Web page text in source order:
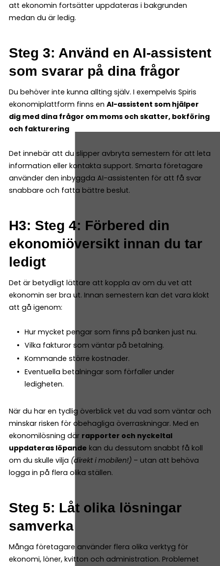
att ekonomin fortsätter uppdateras i bakgrunden
medan du är ledig.
Steg 3: Använd en AI-assistent
som svarar på dina frågor
Du behöver inte kunna allting själv. I exempelvis Spiris
ekonomiplattform finns en AI-assistent som hjälper
dig med dina frågor om moms och skatter, bokföring
och fakturering
Det innebär att du slipper avbryta semestern för att leta
information eller kontakta support. Smarta företagare
använder den inbyggda AI-assistenten för att få svar
snabbare och fatta bättre beslut.
H3: Steg 4: Förbered din
ekonomiöversikt innan du tar
ledigt
Det är betydligt lättare att koppla av om du vet att
ekonomin ser bra ut. Innan semestern kan det vara klokt
att gå igenom:
Hur mycket pengar som finns på banken just nu.
Vilka fakturor som väntar på betalning.
Kommande större kostnader.
Eventuella betalningar som förfaller under
ledigheten.
När du har en tydlig överblick vet du vad som väntar och
minskar risken för obehagliga överraskningar. Med en
ekonomilösning där rapporter och nyckeltal
uppdateras löpande kan du dessutom snabbt få koll
om du skulle vilja (direkt i mobilen!) – utan att behöva
logga in på flera olika ställen.
Steg 5: Låt olika lösningar
samverka
Många företagare använder flera olika verktyg för
ekonomi, löner, kvitton och administration. Problemet